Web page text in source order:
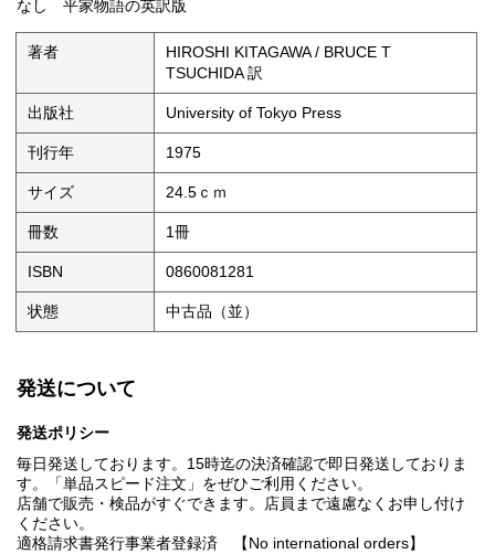
なし 平家物語の英訳版
著者
HIROSHI KITAGAWA / BRUCE T
TSUCHIDA 訳
出版社 University of Tokyo Press
刊行年 1975
サイズ 24.5ｃｍ
冊数 1冊
ISBN 0860081281
状態 中古品（並）
発送について
発送ポリシー
毎日発送しております。15時迄の決済確認で即日発送しておりま
す。「単品スピード注文」をぜひご利用ください。
店舗で販売・検品がすぐできます。店員まで遠慮なくお申し付け
ください。
適格請求書発行事業者登録済 【No international orders】